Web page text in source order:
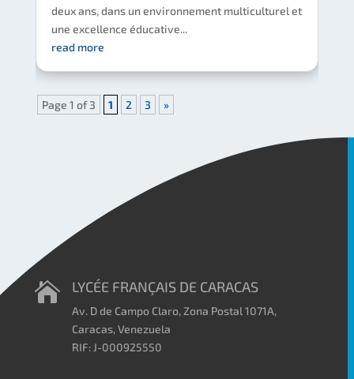
deux ans, dans un environnement multiculturel et
une excellence éducative...
read more
Page 1 of 3 1 2 3 »
 LYCÉE FRANÇAIS DE CARACAS
Av. D de Campo Claro, Zona Postal 1071A,
Caracas, Venezuela
RIF: J-000925550